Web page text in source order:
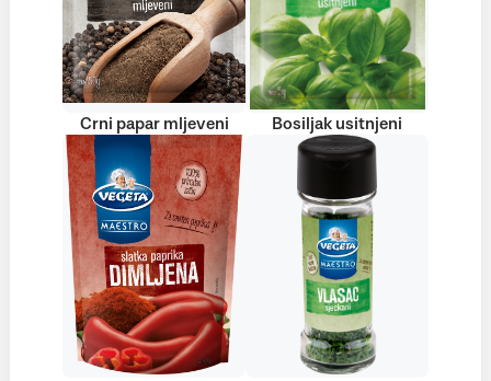
Crni papar mljeveni Bosiljak usitnjeni